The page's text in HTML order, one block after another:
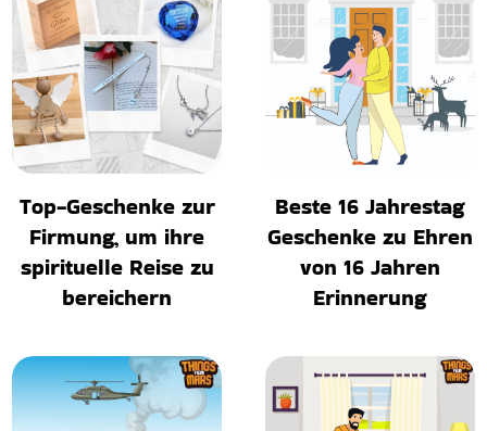
Top-Geschenke zur
Firmung, um ihre
spirituelle Reise zu
bereichern
Beste 16 Jahrestag
Geschenke zu Ehren
von 16 Jahren
Erinnerung